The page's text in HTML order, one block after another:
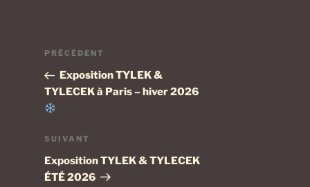
Navigation
l’article
Article
précédent
PRÉCÉDENT
Exposition TYLEK &
TYLECEK à Paris – hiver 2026
Article
suivant
SUIVANT
Exposition TYLEK & TYLECEK
ÉTÉ 2026